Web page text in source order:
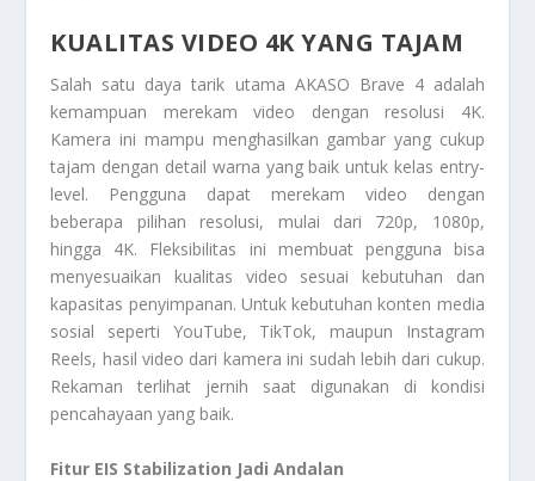
KUALITAS VIDEO 4K YANG TAJAM
Salah satu daya tarik utama AKASO Brave 4 adalah
kemampuan merekam video dengan resolusi 4K.
Kamera ini mampu menghasilkan gambar yang cukup
tajam dengan detail warna yang baik untuk kelas entry-
level. Pengguna dapat merekam video dengan
beberapa pilihan resolusi, mulai dari 720p, 1080p,
hingga 4K. Fleksibilitas ini membuat pengguna bisa
menyesuaikan kualitas video sesuai kebutuhan dan
kapasitas penyimpanan. Untuk kebutuhan konten media
sosial seperti YouTube, TikTok, maupun Instagram
Reels, hasil video dari kamera ini sudah lebih dari cukup.
Rekaman terlihat jernih saat digunakan di kondisi
pencahayaan yang baik.
Fitur EIS Stabilization Jadi Andalan